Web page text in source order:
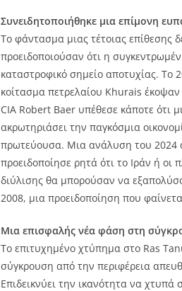
Συνειδητοποιήθηκε μια επίμονη
Το φάντασμα μιας τέτοιας επίθεσης
προειδοποιούσαν ότι η
καταστροφικό σημείο αποτυχίας. Το
κοίτασμα πετρελαίου Khurais
CIA Robert Baer υπέθεσε κάποτε ότι
ακρωτηριάσει την παγκόσμια
πρωτεύουσα. Μια ανάλυση του 2024
προειδοποίησε ρητά ότι το Ιράν ή
διύλισης θα μπορούσαν να
2008, μια προειδοποίηση που
Μια επισφαλής νέα φάση στη
Το επιτυχημένο χτύπημα στο Ras
σύγκρουση από την περιφέρεια
Επιδεικνύει την ικανότητα να